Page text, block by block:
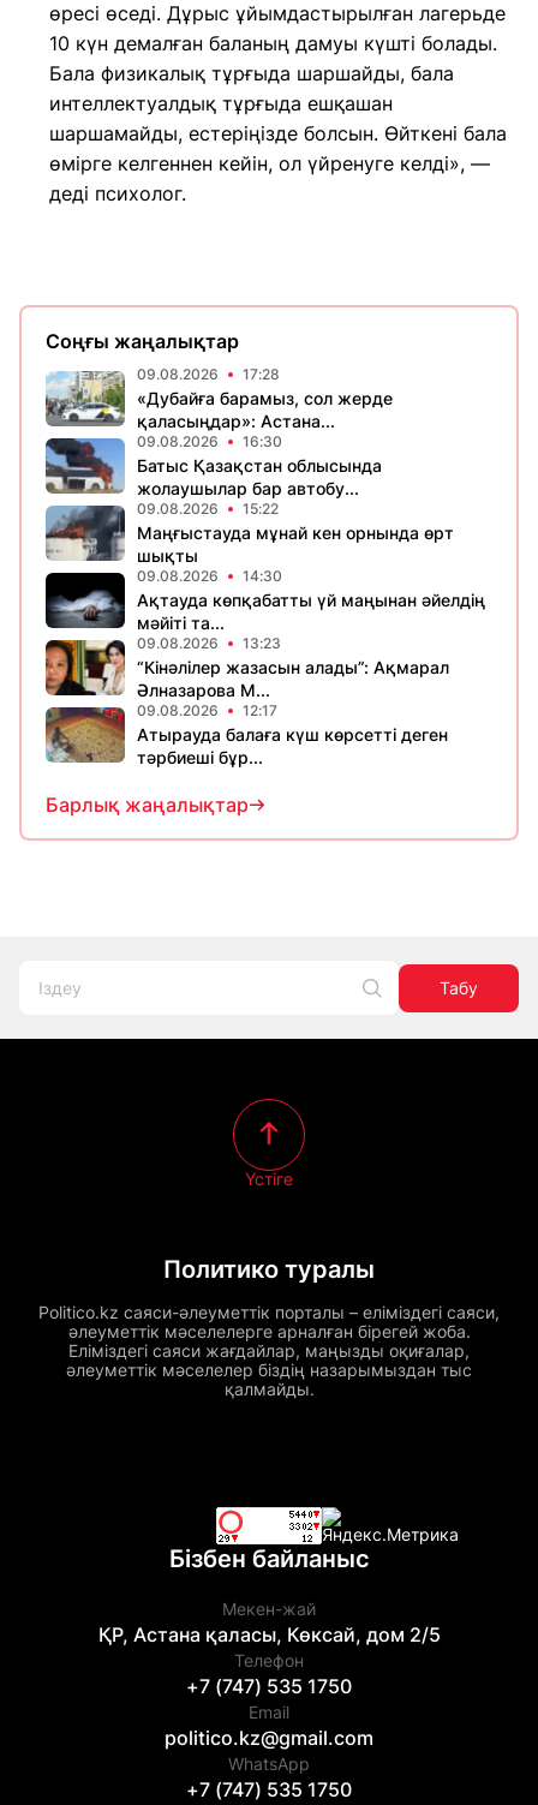
өресі өседі. Дұрыс ұйымдастырылған лагерьде
10 күн демалған баланың дамуы күшті болады.
Бала физикалық тұрғыда шаршайды, бала
интеллектуалдық тұрғыда ешқашан
шаршамайды, естеріңізде болсын. Өйткені бала
өмірге келгеннен кейін, ол үйренуге келді», —
деді психолог.
Соңғы жаңалықтар
09.08.2026 17:28
«Дубайға барамыз, сол жерде
қаласыңдар»: Астана...
09.08.2026 16:30
Батыс Қазақстан облысында
жолаушылар бар автобу...
09.08.2026 15:22
Маңғыстауда мұнай кен орнында өрт
шықты
09.08.2026 14:30
Ақтауда көпқабатты үй маңынан әйелдің
мәйіті та...
09.08.2026 13:23
“Кінәлілер жазасын алады”: Ақмарал
Әлназарова М...
09.08.2026 12:17
Атырауда балаға күш көрсетті деген
тәрбиеші бұр...
Барлық жаңалықтар
Табу
Политико туралы
Politico.kz саяси-әлеуметтік порталы – еліміздегі саяси,
әлеуметтік мәселелерге арналған бірегей жоба.
Еліміздегі саяси жағдайлар, маңызды оқиғалар,
әлеуметтік мәселелер біздің назарымыздан тыс
қалмайды.
Үстіге
Бізбен байланыс
Мекен-жай
ҚР, Астана қаласы, Көксай, дом 2/5
Телефон
+7 (747) 535 1750
Email
politico.kz@gmail.com
WhatsApp
+7 (747) 535 1750